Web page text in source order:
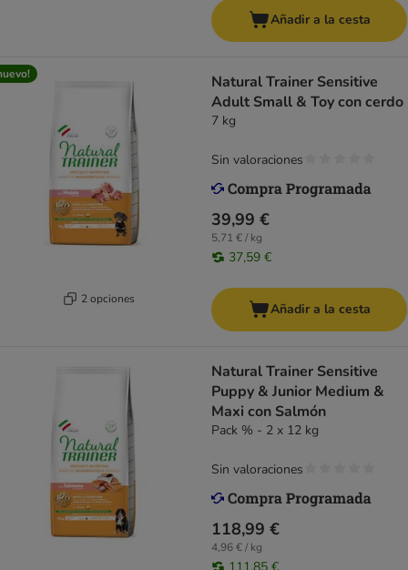
Añadir a la cesta
2 opciones
Natural Trainer Sensitive
Adult Small & Toy con cerdo
7 kg
39,99 €
5,71 € / kg
37,59 €
Sin valoraciones
Añadir a la cesta
Natural Trainer Sensitive
Puppy & Junior Medium &
Maxi con Salmón
Pack % - 2 x 12 kg
118,99 €
4,96 € / kg
Sin valoraciones